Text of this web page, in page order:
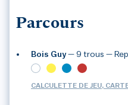
Parcours
Bois Guy— 9 trous —
CALCULETTE DE JEU,